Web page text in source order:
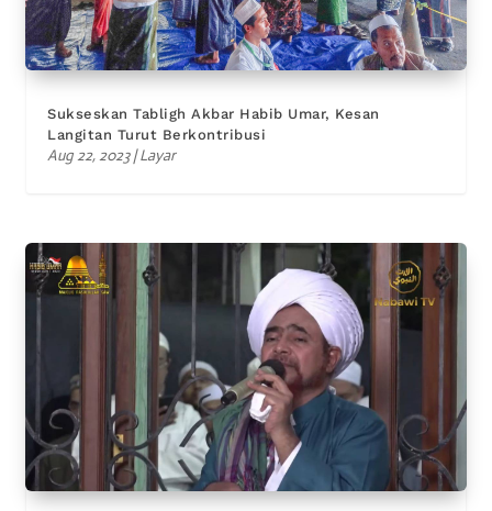
Sukseskan Tabligh Akbar Habib Umar, Kesan
Langitan Turut Berkontribusi
Aug 22, 2023|Layar